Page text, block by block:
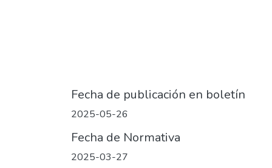
Fecha de publicación en boletín
2025-05-26
Fecha de Normativa
2025-03-27